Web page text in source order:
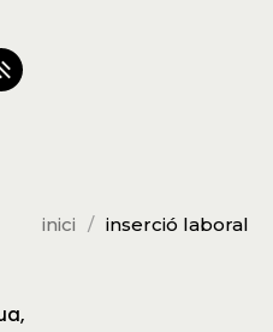
inici inserció laboral